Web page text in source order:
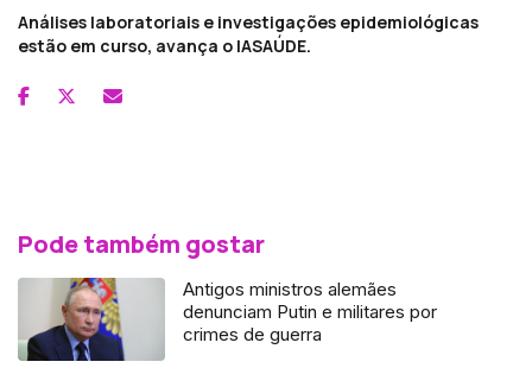
Análises laboratoriais e investigações epidemiológicas
estão em curso, avança o IASAÚDE.
Pode também gostar
Antigos ministros alemães
denunciam Putin e militares por
crimes de guerra